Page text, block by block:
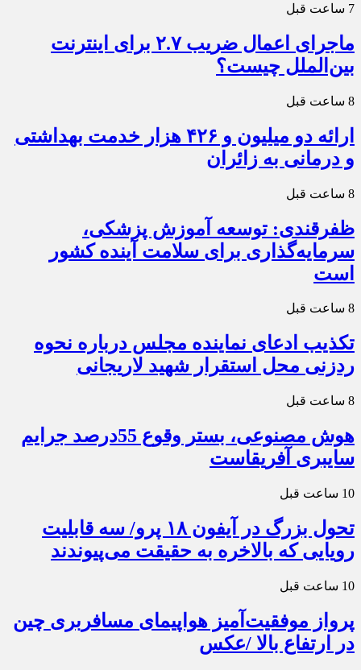
7 ساعت قبل
ماجرای اعمال ضریب ۲.۷ برای اینترنت
بین‌الملل چیست؟
8 ساعت قبل
ارائه دو میلیون و ۴۲۶ هزار خدمت بهداشتی
و درمانی به زائران
8 ساعت قبل
ظفرقندی: توسعه آموزش پزشکی،
سرمایه‌گذاری برای سلامت آینده کشور
است
8 ساعت قبل
تکذیب ادعای نماینده مجلس درباره نحوه
ردزنی محل استقرار شهید لاریجانی
8 ساعت قبل
هوش مصنوعی، بستر وقوع 55درصد جرایم
سایبری آفریقاست
10 ساعت قبل
تحول بزرگ در آیفون ۱۸ پرو/ سه قابلیت
رویایی که بالاخره به حقیقت می‌پیوندند
10 ساعت قبل
پرواز موفقیت‌آمیز هواپیمای مسافربری چین
در ارتفاع بالا /عکس